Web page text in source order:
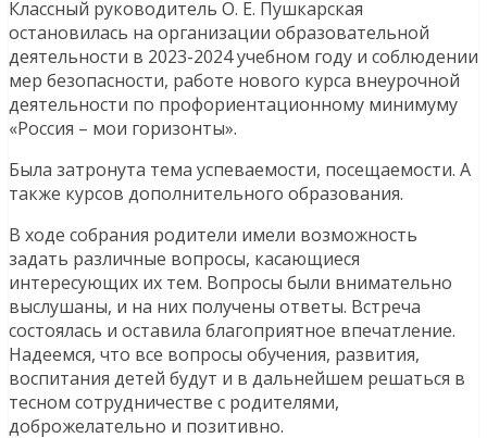
Классный руководитель О. Е. Пушкарская
остановилась на организации образовательной
деятельности в 2023-2024 учебном году и соблюдении
мер безопасности, работе нового курса внеурочной
деятельности по профориентационному минимуму
«Россия – мои горизонты».
Была затронута тема успеваемости, посещаемости. А
также курсов дополнительного образования.
В ходе собрания родители имели возможность
задать различные вопросы, касающиеся
интересующих их тем. Вопросы были внимательно
выслушаны, и на них получены ответы. Встреча
состоялась и оставила благоприятное впечатление.
Надеемся, что все вопросы обучения, развития,
воспитания детей будут и в дальнейшем решаться в
тесном сотрудничестве с родителями,
доброжелательно и позитивно.